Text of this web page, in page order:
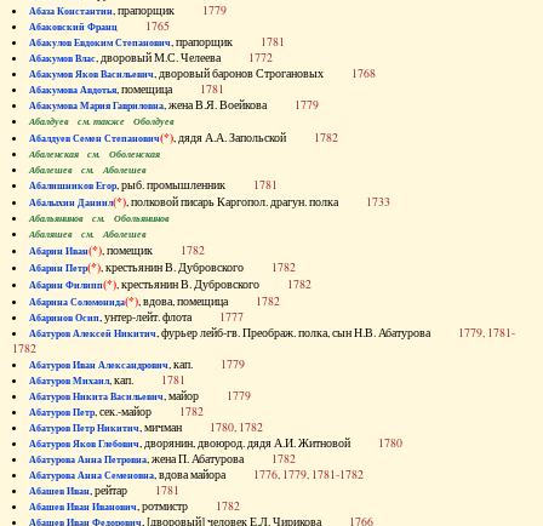
Абаза Константин, прапорщик 1779
Абаковский Франц 1765
Абакулов Евдоким Степанович, прапорщик 1781
Абакумов Влас, дворовый М.С. Челеева 1772
Абакумов Яков Васильевич, дворовый баронов Строгановых 1768
Абакумова Авдотья, помещица 1781
Абакумова Мария Гавриловна, жена В.Я. Воейкова 1779
Абалдуев см. также Оболдуев
Абалдуев Семен Степанович(*), дядя А.А. Запольской 1782
Абаленская см. Оболенская
Абалешев см. Аболешев
Абалишников Егор, рыб. промышленник 1781
Абалыхин Даниил(*), полковой писарь Каргопол. драгун. полка 1733
Абальянинов см. Обольянинов
Абаляшев см. Аболешев
Абарин Иван(*), помещик 1782
Абарин Петр(*), крестьянин В. Дубровского 1782
Абарин Филипп(*), крестьянин В. Дубровского 1782
Абарина Соломонида(*), вдова, помещица 1782
Абаринов Осип, унтер-лейт. флота 1777
Абатуров Алексей Никитич, фурьер лейб-гв. Преображ. полка, сын Н.В. Абатурова 1779, 1781-
1782
Абатуров Иван Александрович, кап. 1779
Абатуров Михаил, кап. 1781
Абатуров Никита Васильевич, майор 1779
Абатуров Петр, сек.-майор 1782
Абатуров Петр Никитич, мичман 1780, 1782
Абатуров Яков Глебович, дворянин, двоюрод. дядя А.И. Житновой 1780
Абатурова Анна Петровна, жена П. Абатурова 1782
Абатурова Анна Семеновна, вдова майора 1776, 1779, 1781-1782
Абашев Иван, рейтар 1781
Абашев Иван Иванович, ротмистр 1782
Абашев Иван Федорович, [дворовый] человек Е.Л. Чирикова 1766